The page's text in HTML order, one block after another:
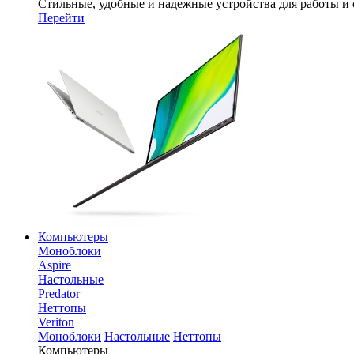
Стильные, удобные и надежные устройства для работы и
Перейти
Компьютеры
Моноблоки
Aspire
Настольные
Predator
Неттопы
Veriton
Моноблоки Настольные Неттопы
Компьютеры